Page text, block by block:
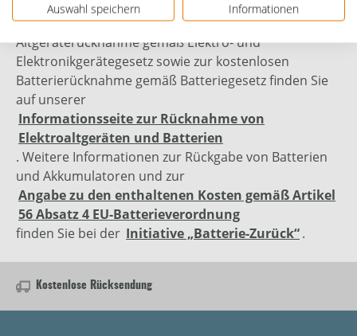
Genauere Informationen zur kostenlosen
Altgeräterücknahme gemäß Elektro- und
Elektronikgerätegesetz sowie zur kostenlosen
Batterierücknahme gemäß Batteriegesetz finden Sie
auf unserer
Informationsseite zur Rücknahme von
Elektroaltgeräten und Batterien
. Weitere Informationen zur Rückgabe von Batterien
und Akkumulatoren und zur
Angabe zu den enthaltenen Kosten gemäß Artikel
56 Absatz 4 EU-Batterieverordnung
finden Sie bei der Initiative „Batterie-Zurück“.
Kostenlose Rücksendung
Auswahl speichern
Informationen